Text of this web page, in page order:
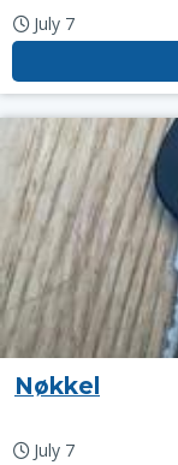
July 7
Nøkkel
July 7